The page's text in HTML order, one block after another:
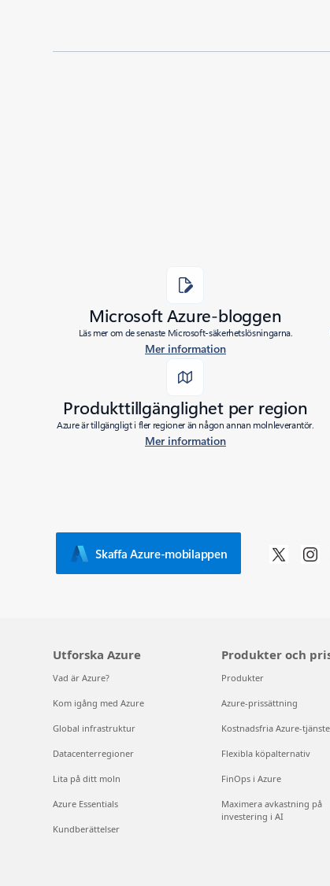
Microsoft Azure-bloggen
Läs mer om de senaste Microsoft-säkerhetslösningarna.
Mer information
Produkttillgänglighet per region
Azure är tillgängligt i fler regioner än någon annan molnleverantör.
Mer information
Skaffa Azure-mobilappen
Utforska Azure
Vad är Azure?
Kom igång med Azure
Global infrastruktur
Datacenterregioner
Lita på ditt moln
Azure Essentials
Kundberättelser
Produkter och
Produkter
Azure-prissättning
Kostnadsfria Azure-
Flexibla köpalternativ
FinOps i Azure
Maximera avkastning på
investering i AI